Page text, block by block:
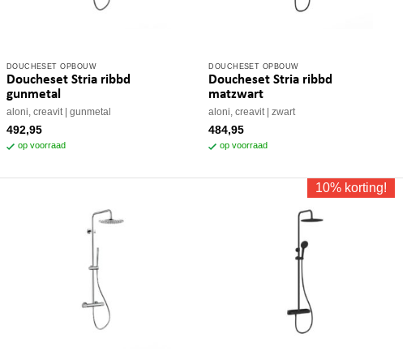
DOUCHESET OPBOUW
Doucheset Stria ribbd
gunmetal
aloni, creavit gunmetal
492,95
op voorraad
DOUCHESET OPBOUW
Doucheset Stria ribbd
matzwart
aloni, creavit zwart
484,95
op voorraad
10% korting!